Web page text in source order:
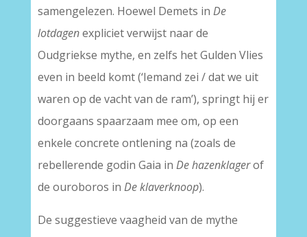
samengelezen. Hoewel Demets in De
lotdagenexpliciet verwijst naar de
Oudgriekse mythe, en zelfs het Gulden Vlies
even in beeld komt (‘Iemand zei / dat we uit
waren op de vacht van de ram’), springt hij er
doorgaans spaarzaam mee om, op een
enkele concrete ontlening na (zoals de
rebellerende godin Gaia in De hazenklagerof
de ouroboros in De klaverknoop).
De suggestieve vaagheid van de mythe